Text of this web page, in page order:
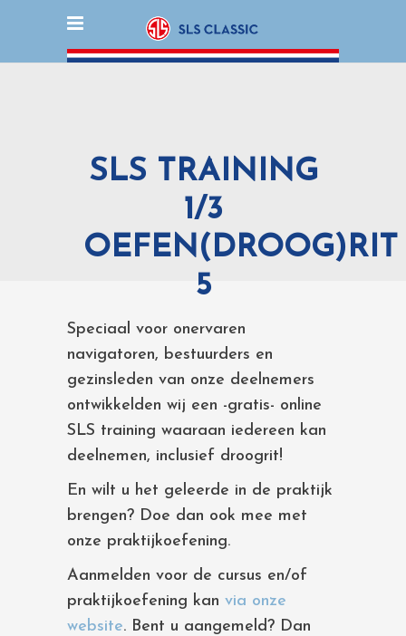
SLS TRAINING
1/3
OEFEN(DROOG)RIT
5
Speciaal voor onervaren
navigatoren, bestuurders en
gezinsleden van onze deelnemers
ontwikkelden wij een -gratis- online
SLS training waaraan iedereen kan
deelnemen, inclusief droogrit!
En wilt u het geleerde in de praktijk
brengen? Doe dan ook mee met
onze praktijkoefening.
Aanmelden voor de cursus en/of
praktijkoefening kan via onze
website. Bent u aangemeld? Dan